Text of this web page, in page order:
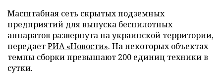
Масштабная сеть скрытых подземных
предприятий для выпуска беспилотных
аппаратов развернута на украинской территории,
передаетРИА «Новости». На некоторых объектах
темпы сборки превышают 200 единиц техники в
сутки.